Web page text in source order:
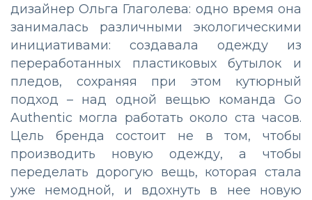
дизайнер Ольга Глаголева: одно время она
занималась различными экологическими
инициативами: создавала одежду из
переработанных пластиковых бутылок и
пледов, сохраняя при этом кутюрный
подход – над одной вещью команда Go
Authentic могла работать около ста часов.
Цель бренда состоит не в том, чтобы
производить новую одежду, а чтобы
переделать дорогую вещь, которая стала
уже немодной, и вдохнуть в нее новую